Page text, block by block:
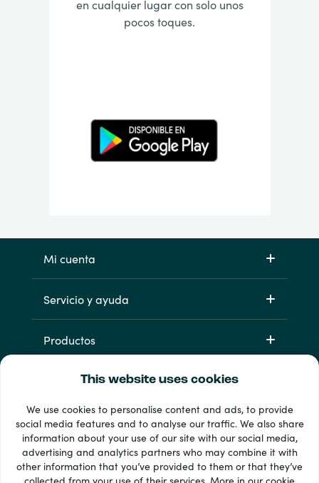
This website uses cookies
We use cookies to personalise content and ads, to provide
social media features and to analyse our traffic. We also share
information about your use of our site with our social media,
advertising and analytics partners who may combine it with
other information that you’ve provided to them or that they’ve
collected from your use of their services. More in ourcookie
en cualquier lugar con solo unos
pocos toques.
Mi cuenta
Servicio y ayuda
Productos
33 + formas de pago